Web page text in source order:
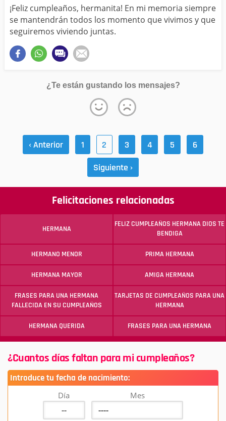
¡Feliz cumpleaños, hermanita! En mi memoria siempre
se mantendrán todos los momento que vivimos y que
seguiremos viviendo juntas.
¿Te están gustando los mensajes?
‹ Anterior 1 2 3 4 5
6
Siguiente ›
Felicitaciones relacionadas
HERMANA
FELIZ CUMPLEAÑOS HERMANA DIOS TE
BENDIGA
HERMANO MENOR PRIMA HERMANA
HERMANA MAYOR AMIGA HERMANA
FRASES PARA UNA HERMANA
FALLECIDA EN SU CUMPLEAÑOS
TARJETAS DE CUMPLEAÑOS PARA UNA
HERMANA
HERMANA QUERIDA FRASES PARA UNA HERMANA
¿Cuantos días faltan para mi cumpleaños?
Introduce tu fecha de nacimiento:
Día Mes